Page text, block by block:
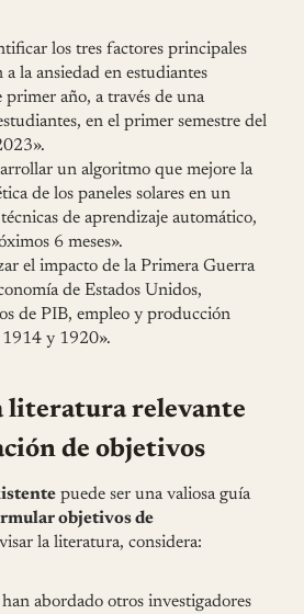
los tres factores principales
la ansiedad en estudiantes
año, a través de una
en el primer semestre del
un algoritmo que mejore la
de los paneles solares en un
de aprendizaje automático,
6 meses».
el impacto de la Primera Guerra
de Estados Unidos,
de PIB, empleo y producción
y 1920».
literatura relevante
de objetivos
puede ser una valiosa guía
objetivos de
la literatura, considera:
abordado otros investigadores